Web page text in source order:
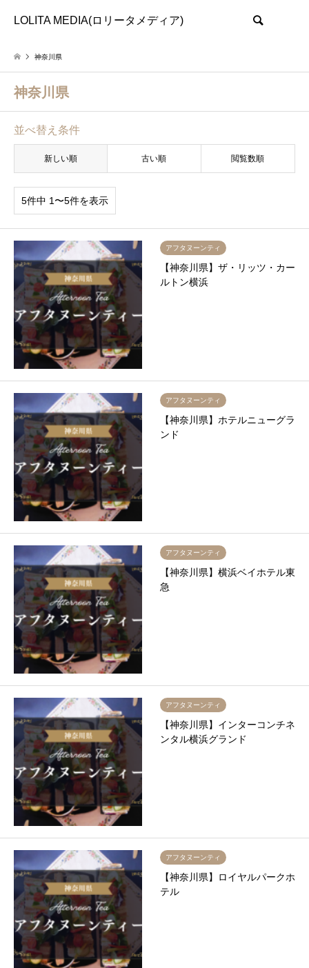
LOLITA MEDIA(ロリータメディア)
神奈川県
神奈川県
並べ替え条件
新しい順 古い順 閲覧数順
5件中 1〜5件を表示
アフタヌーンティ
【神奈川県】ザ・リッツ・カー
ルトン横浜
アフタヌーンティ
【神奈川県】ホテルニューグラ
ンド
アフタヌーンティ
【神奈川県】横浜ベイホテル東
急
アフタヌーンティ
【神奈川県】インターコンチネ
ンタル横浜グランド
アフタヌーンティ
【神奈川県】ロイヤルパークホ
テル